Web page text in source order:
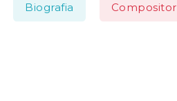
Biografia Compositor